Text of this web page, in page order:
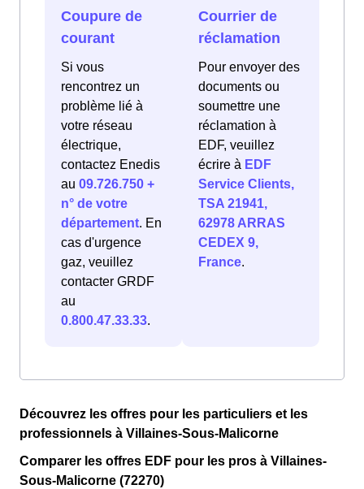
Coupure de
courant
Si vous
rencontrez un
problème lié à
votre réseau
électrique,
contactez Enedis
au 09.726.750 +
n° de votre
département. En
cas d'urgence
gaz, veuillez
contacter GRDF
au
0.800.47.33.33.
Courrier de
réclamation
Pour envoyer des
documents ou
soumettre une
réclamation à
EDF, veuillez
écrire à EDF
Service Clients,
TSA 21941,
62978 ARRAS
CEDEX 9,
France.
Découvrez les offres pour les particuliers et les
professionnels à Villaines-Sous-Malicorne
Comparer les offres EDF pour les pros à Villaines-
Sous-Malicorne (72270)